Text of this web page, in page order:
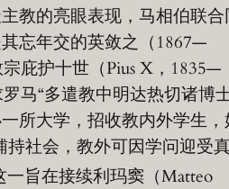
教的亮眼表现，马相伯联合
忘年交的英敛之（1867—
庇护十世（Pius X，1835—
马“多遣教中明达热切诸博
所大学，招收教内外学生，
持社会，教外可因学问迎受
一旨在接续利玛窦（Matteo